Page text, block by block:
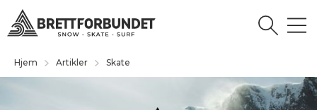
Hjem Artikler Skate